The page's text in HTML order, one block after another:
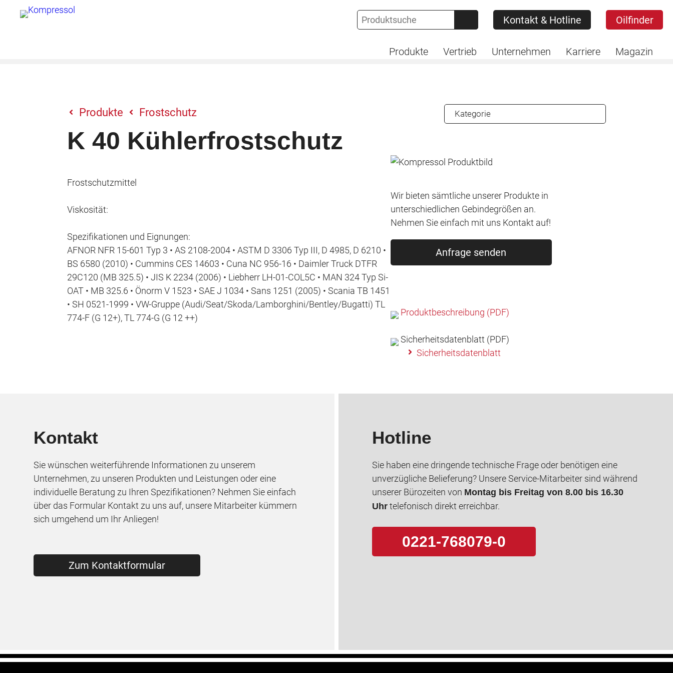
Inhalt
Kontakt & Hotline Oilfinder
Kontakt & Hotline Oilfinder
Produkte Vertrieb Unternehmen Karriere Magazin
Kategorie
Produkte Frostschutz
K 40 Kühlerfrostschutz
Frostschutzmittel
Viskosität:
Spezifikationen und Eignungen:
AFNOR NFR 15-601 Typ 3 • AS 2108-2004 • ASTM D 3306 Typ III, D 4985, D 6210 •
BS 6580 (2010) • Cummins CES 14603 • Cuna NC 956-16 • Daimler Truck DTFR
29C120 (MB 325.5) • JIS K 2234 (2006) • Liebherr LH-01-COL5C • MAN 324 Typ Si-
OAT • MB 325.6 • Önorm V 1523 • SAE J 1034 • Sans 1251 (2005) • Scania TB 1451
• SH 0521-1999 • VW-Gruppe (Audi/Seat/Skoda/Lamborghini/Bentley/Bugatti) TL
774-F (G 12+), TL 774-G (G 12 ++)
Wir bieten sämtliche unserer Produkte in
unterschiedlichen Gebindegrößen an.
Nehmen Sie einfach mit uns Kontakt auf!
Anfrage senden
Produktbeschreibung (PDF)
Sicherheitsdatenblatt (PDF)
Sicherheitsdatenblatt
Kontakt
Sie wünschen weiterführende Informationen zu unserem
Unternehmen, zu unseren Produkten und Leistungen oder eine
individuelle Beratung zu Ihren Spezifikationen? Nehmen Sie einfach
über das Formular Kontakt zu uns auf, unsere Mitarbeiter kümmern
sich umgehend um Ihr Anliegen!
Zum Kontaktformular
Hotline
Sie haben eine dringende technische Frage oder benötigen eine
unverzügliche Belieferung? Unsere Service-Mitarbeiter sind während
unserer Bürozeiten von Montag bis Freitag von 8.00 bis 16.30
Uhrtelefonisch direkt erreichbar.
0221-768079-0